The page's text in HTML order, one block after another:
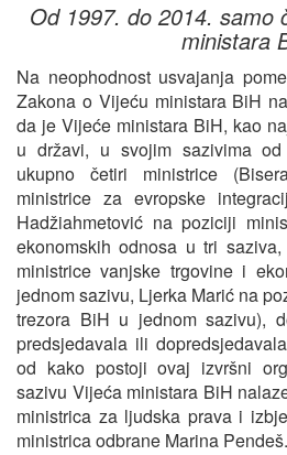
Od 1997. do 2014. samo
ministara
Na neophodnost usvajanja
Zakona o Vijeću ministara BiH
da je Vijeće ministara BiH, kao
u državi, u svojim sazivima
ukupno četiri ministrice
ministrice za evropske
Hadžiahmetović na poziciji
ekonomskih odnosa u tri
ministrice vanjske trgovine i
jednom sazivu, Ljerka Marić na
trezora BiH u jednom sazivu),
predsjedavala ili
od kako postoji ovaj izvršni
sazivu Vijeća ministara BiH
ministrica za ljudska prava i
ministrica odbrane Marina Pendeš.